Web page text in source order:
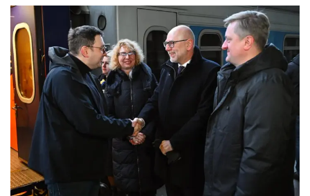
г
о
р
е
ж
и
м
у